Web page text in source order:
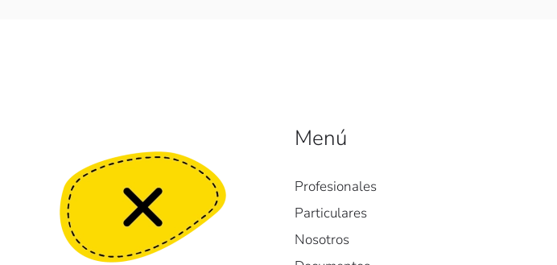
Menú
Profesionales
Particulares
Nosotros